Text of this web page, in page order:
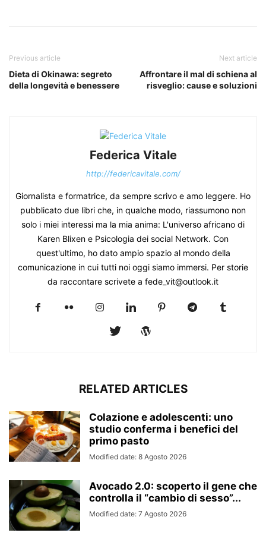
Previous article
Dieta di Okinawa: segreto
della longevità e benessere
Next article
Affrontare il mal di schiena al
risveglio: cause e soluzioni
Federica Vitale
http://federicavitale.com/
Giornalista e formatrice, da sempre scrivo e amo leggere. Ho
pubblicato due libri che, in qualche modo, riassumono non
solo i miei interessi ma la mia anima: L'universo africano di
Karen Blixen e Psicologia dei social Network. Con
quest'ultimo, ho dato ampio spazio al mondo della
comunicazione in cui tutti noi oggi siamo immersi. Per storie
da raccontare scrivete a fede_vit@outlook.it
RELATED ARTICLES
Colazione e adolescenti: uno
studio conferma i benefici del
primo pasto
Modified date: 8 Agosto 2026
Avocado 2.0: scoperto il gene che
controlla il “cambio di sesso”...
Modified date: 7 Agosto 2026